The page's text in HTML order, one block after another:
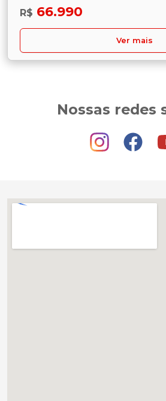
R$ 66.990
Ver mais
Nossas redes